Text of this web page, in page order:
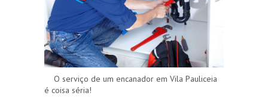
O serviço de um encanador em Vila Pauliceia
é coisa séria!